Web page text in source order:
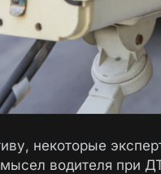
некоторые
водителя при